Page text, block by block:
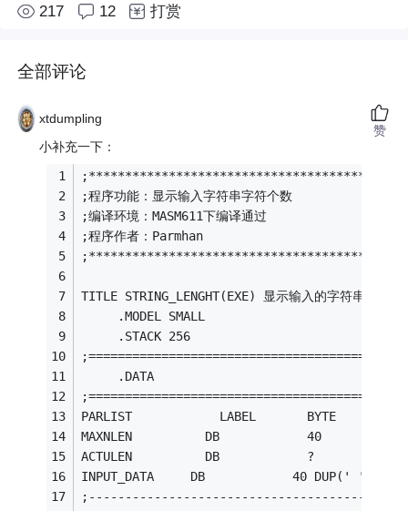
217 12 打赏
全部评论
xtdumpling
小补充一下：
;程序功能：显示输入字符串字符个数
;编译环境：MASM611下编译通过
;程序作者：Parmhan
TITLE STRING_LENGHT(EXE) 显示输入的字符串的字
     .MODEL SMALL
     .STACK 256
;===========================================
     .DATA
;===========================================
PARLIST            LABEL       BYTE
MAXNLEN          DB            40
ACTULEN          DB            ?
INPUT_DATA     DB            40 DUP(' ')    ;键
赞